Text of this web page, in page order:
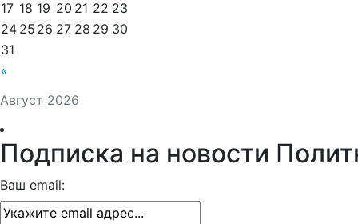
Август 2026
«
17 18 19 20 21 22 23
24 25 26 27 28 29 30
31
Подписка на новости
Ваш email: